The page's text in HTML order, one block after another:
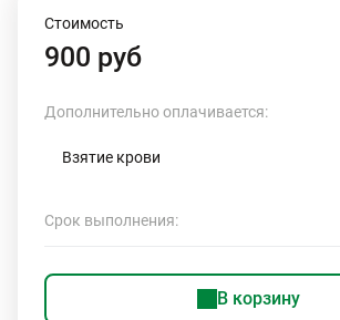
Стоимость
900 руб
Дополнительно оплачивается:
Взятие крови
Срок выполнения:
В корзину